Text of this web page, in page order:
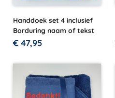
Handdoek set 4 inclusief
Borduring naam of tekst
€ 47,95